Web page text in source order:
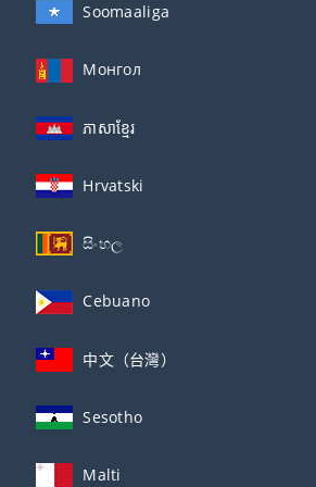
Soomaaliga
Монгол
ភាសាខ្មែរ
Hrvatski
සිංහල
Cebuano
中文（台灣）
Sesotho
Malti